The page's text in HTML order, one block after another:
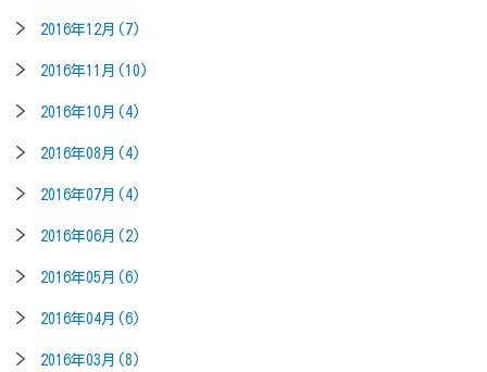
2016年12月(7)
2016年11月(10)
2016年10月(4)
2016年08月(4)
2016年07月(4)
2016年06月(2)
2016年05月(6)
2016年04月(6)
2016年03月(8)